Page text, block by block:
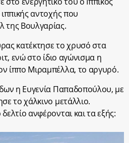
αντοχής που
της Βουλγαρίας.
κατέκτησε το χρυσό στα
ενώ στο ίδιο αγώνισμα η
ίππο Μιραμπέλλα, το αργυρό.
η Ευγενία Παπαδοπούλου, με
το χάλκινο μετάλλιο.
ανφέρονται και τα εξής: